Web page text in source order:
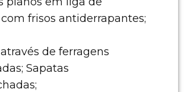
frisos antiderrapantes;
de ferragens
Sapatas